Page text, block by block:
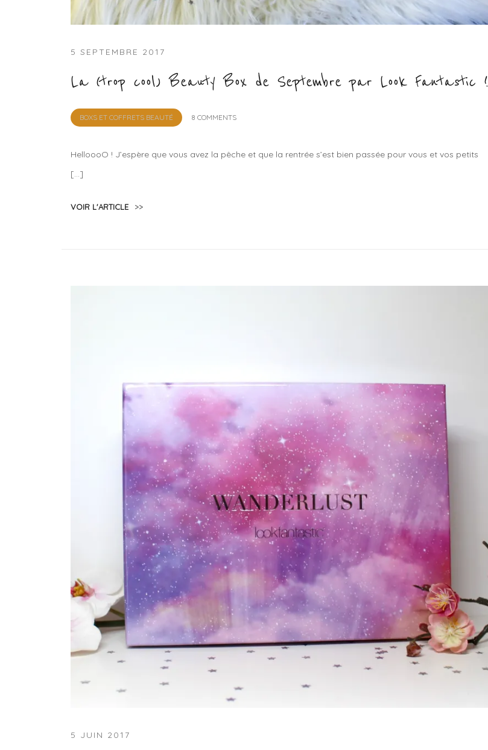
5 SEPTEMBRE 2017
La (trop cool) Beauty Box de Septembre par Look Fantastic !
BOXS ET COFFRETS BEAUTÉ
by
8 COMMENTS
HelloooO ! J’espère que vous avez la pêche et que la rentrée s’est bien passée pour vous et vos petits
[…]
VOIR L'ARTICLE >>
5 JUIN 2017